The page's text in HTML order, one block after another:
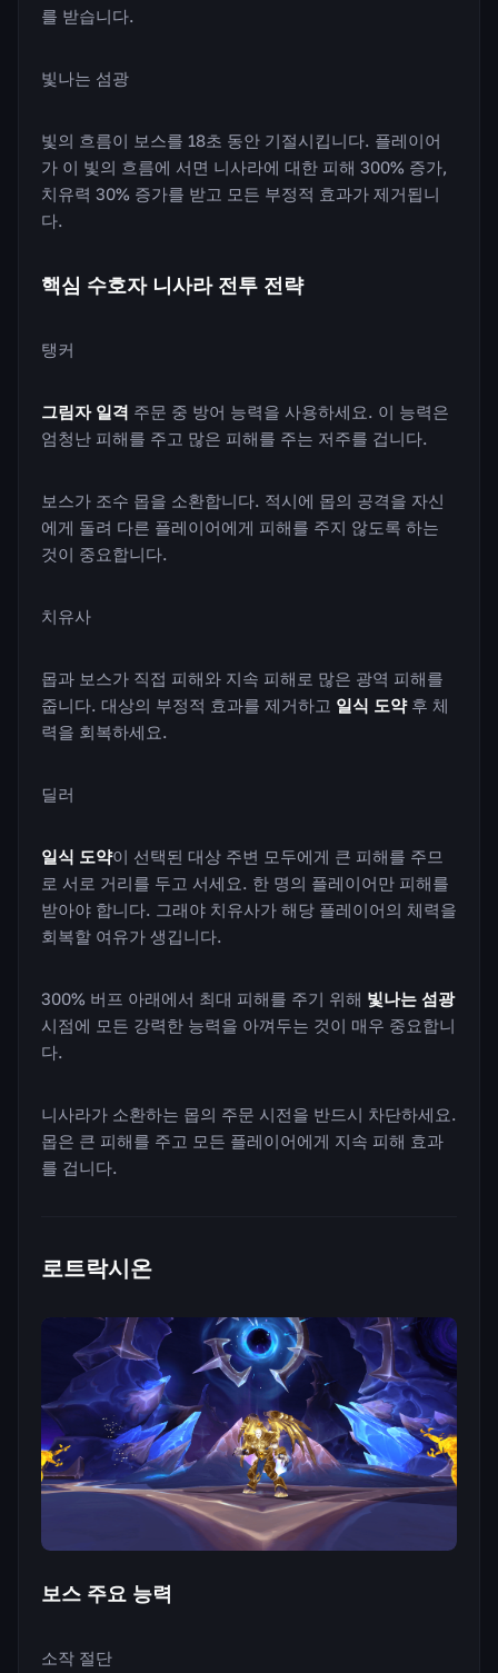
를 받습니다.
빛나는 섬광
빛의 흐름이 보스를 18초 동안 기절시킵니다. 플레이어
가 이 빛의 흐름에 서면 니사라에 대한 피해 300% 증가,
치유력 30% 증가를 받고 모든 부정적 효과가 제거됩니
다.
핵심 수호자 니사라 전투 전략
탱커
그림자 일격 주문 중 방어 능력을 사용하세요. 이 능력은
엄청난 피해를 주고 많은 피해를 주는 저주를 겁니다.
보스가 조수 몹을 소환합니다. 적시에 몹의 공격을 자신
에게 돌려 다른 플레이어에게 피해를 주지 않도록 하는
것이 중요합니다.
치유사
몹과 보스가 직접 피해와 지속 피해로 많은 광역 피해를
줍니다. 대상의 부정적 효과를 제거하고 일식 도약후 체
력을 회복하세요.
딜러
일식 도약이 선택된 대상 주변 모두에게 큰 피해를 주므
로 서로 거리를 두고 서세요. 한 명의 플레이어만 피해를
받아야 합니다. 그래야 치유사가 해당 플레이어의 체력을
회복할 여유가 생깁니다.
300% 버프 아래에서 최대 피해를 주기 위해 빛나는 섬광
시점에 모든 강력한 능력을 아껴두는 것이 매우 중요합니
다.
니사라가 소환하는 몹의 주문 시전을 반드시 차단하세요.
몹은 큰 피해를 주고 모든 플레이어에게 지속 피해 효과
를 겁니다.
로트락시온
보스 주요 능력
소작 절단